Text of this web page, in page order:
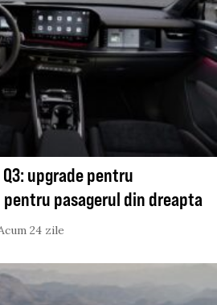
upgrade pentru
pasagerul din dreapta
24 zile